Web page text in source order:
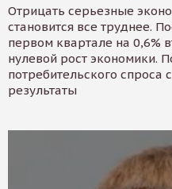
Отрицать серьезные
становится все труднее.
первом квартале на 0,6%
нулевой рост экономики.
потребительского
результаты